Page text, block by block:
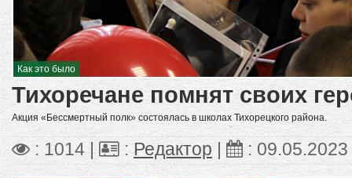
Как это было
Тихоречане помнят своих
Акция «Бессмертный полк» состоялась в школах Тихорецкого района.
: 1014 | : Редактор : 09.05.2023